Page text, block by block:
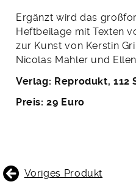
Ergänzt wird das
Heftbeilage mit Texten
zur Kunst von Kerstin
Nicolas Mahler und
Verlag: Reprodukt, 112
Preis: 29 Euro
Voriges Produkt